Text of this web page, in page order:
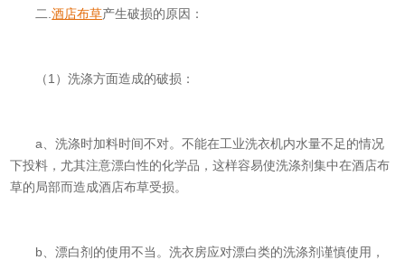
二.酒店布草产生破损的原因：
（1）洗涤方面造成的破损：
a、洗涤时加料时间不对。不能在工业洗衣机内水量不足的情况
下投料，尤其注意漂白性的化学品，这样容易使洗涤剂集中在酒店布
草的局部而造成酒店布草受损。
b、漂白剂的使用不当。洗衣房应对漂白类的洗涤剂谨慎使用，